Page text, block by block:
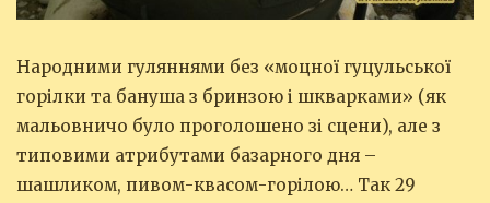
Народними гуляннями без «моцної гуцульської
горілки та бануша з бринзою і шкварками» (як
мальовничо було проголошено зі сцени), але з
типовими атрибутами базарного дня –
шашликом, пивом-квасом-горілою… Так 29